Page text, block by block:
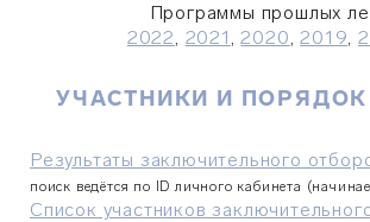
Программы прошлых
2022, 2021,2020,2019,
УЧАСТНИКИ И
Результаты заключительного
поиск ведётся по ID личного кабинета
Список участников